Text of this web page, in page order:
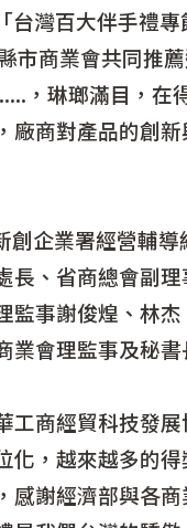
灣百大伴手禮
商業會共同推
，琳瑯滿目，在
商對產品的創新
企業署經營輔導
、省商總會副
事謝俊煌、林
會理監事及秘書
商經貿科技發展
，越來越多的
謝經濟部與各